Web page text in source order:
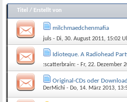
Titel / Erstellt von
milchmaedchenmafia
juls - Di, 30. August 2011, 15:02
Idioteque. A Radiohead
:scatterbrain: - Fr, 22. Dezember
Original-CDs oder
DerMichi - Do, 14. März 2013,